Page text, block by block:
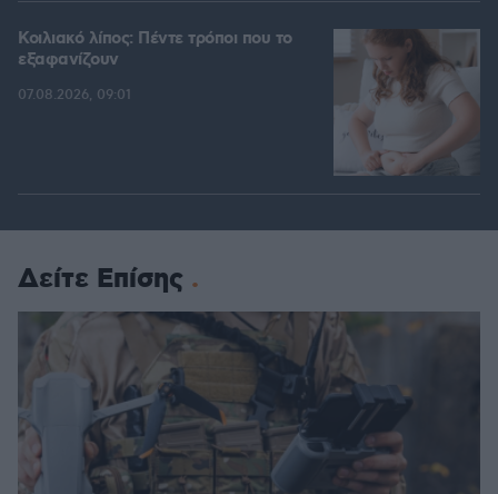
Κοιλιακό λίπος: Πέντε τρόποι που το
εξαφανίζουν
07.08.2026, 09:01
Δείτε Επίσης